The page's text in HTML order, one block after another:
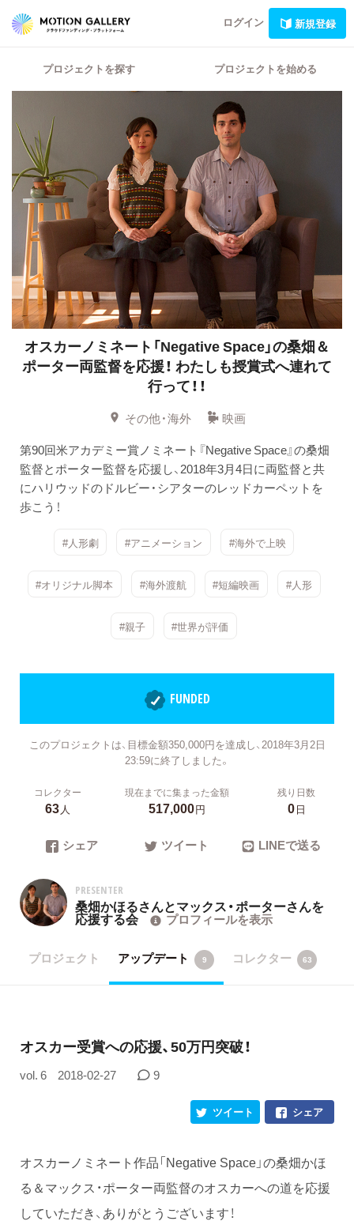
ログイン 新規登録
プロジェクトを探す プロジェクトを始める
オスカーノミネート「Negative Space」の桑畑＆
ポーター両監督を応援！ わたしも授賞式へ連れて
行って！！
その他・海外
映画
第90回米アカデミー賞ノミネート『Negative Space』の桑畑
監督とポーター監督を応援し、2018年3月4日に両監督と共
にハリウッドのドルビー・シアターのレッドカーペットを
歩こう！
#人形劇 #アニメーション #海外で上映
#オリジナル脚本 #海外渡航 #短編映画 #人形
#親子 #世界が評価
FUNDED
このプロジェクトは、目標金額350,000円を達成し、2018年3月2日
23:59に終了しました。
コレクター
63人
現在までに集まった金額
517,000円
残り日数
0日
シェア ツイート LINEで送る
PRESENTER
桑畑かほるさんとマックス・ポーターさんを
応援する会 プロフィールを表示
プロジェクト アップデート 9 コレクター 63
オスカー受賞への応援、50万円突破！
vol. 6 2018-02-27 9
シェア
ツイート
オスカーノミネート作品「Negative Space」の桑畑かほ
る＆マックス・ポーター両監督のオスカーへの道を応援
していただき、ありがとうございます！